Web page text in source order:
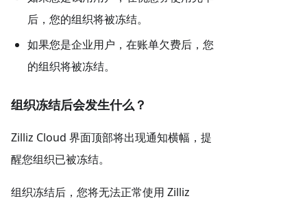
后，您的组织将被冻结。
如果您是企业用户，在账单欠费后，您
的组织将被冻结。
组织冻结后会发生什么？
Zilliz Cloud 界面顶部将出现通知横幅，提
醒您组织已被冻结。
组织冻结后，您将无法正常使用 Zilliz